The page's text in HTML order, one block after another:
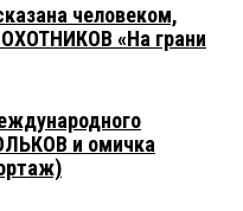
человеком,
«На грани
и омичка